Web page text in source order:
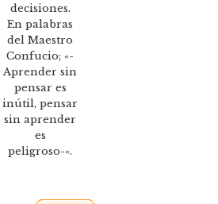
decisiones.
En palabras
del Maestro
Confucio; «-
Aprender sin
pensar es
inútil, pensar
sin aprender
es
peligroso-«.